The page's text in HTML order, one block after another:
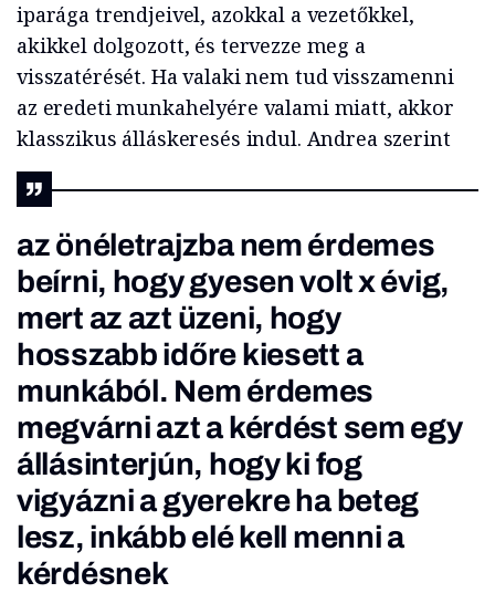
iparága trendjeivel, azokkal a vezetőkkel,
akikkel dolgozott, és tervezze meg a
visszatérését. Ha valaki nem tud visszamenni
az eredeti munkahelyére valami miatt, akkor
klasszikus álláskeresés indul. Andrea szerint
az önéletrajzba nem érdemes
beírni, hogy gyesen volt x évig,
mert az azt üzeni, hogy
hosszabb időre kiesett a
munkából. Nem érdemes
megvárni azt a kérdést sem egy
állásinterjún, hogy ki fog
vigyázni a gyerekre ha beteg
lesz, inkább elé kell menni a
kérdésnek